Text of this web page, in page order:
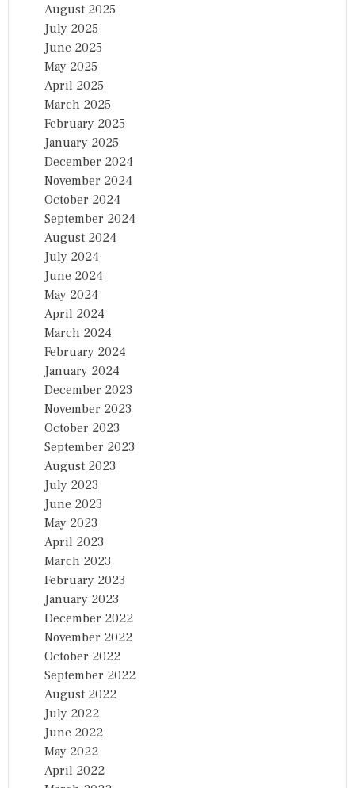
August 2025
July 2025
June 2025
May 2025
April 2025
March 2025
February 2025
January 2025
December 2024
November 2024
October 2024
September 2024
August 2024
July 2024
June 2024
May 2024
April 2024
March 2024
February 2024
January 2024
December 2023
November 2023
October 2023
September 2023
August 2023
July 2023
June 2023
May 2023
April 2023
March 2023
February 2023
January 2023
December 2022
November 2022
October 2022
September 2022
August 2022
July 2022
June 2022
May 2022
April 2022